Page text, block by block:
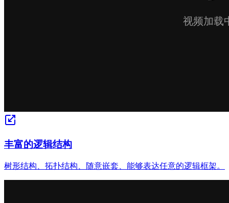
丰富的逻辑结构
树形结构、拓扑结构、随意嵌套、能够表达任意的逻辑框架。